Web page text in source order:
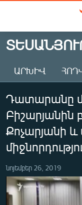
Անցնել
հիմնական
Անցնել
հիմնական
մենյուին
Որոնում
ԱԶԱՏՈՒԹՅՈՒՆ TV
ՀԱՅԱՍՏԱՆ
ԸՆՏՐՈՒԹՅՈՒՆՆԵՐ
ԻՐԱՎՈՒՆՔ
ՀԱՍԱՐԱԿՈՒԹՅՈՒՆ
ՂԱՐԱԲԱՂ
ՊԱՏԵՐԱԶՄԻ 6
ԱՐԽԻՎ
Դատարանը
Բիշարյանին
Քոչարյանի և
նոյեմբեր 26, 2019